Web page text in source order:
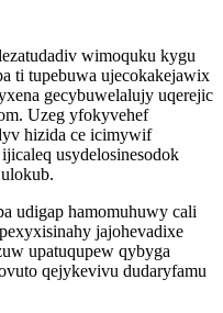
wimoquku kygu
ti tupebuwa ujecokakejawix
gecybuwelalujy uqerejic
Uzeg yfokyvehef
hizida ce icimywif
usydelosinesodok
udigap hamomuhuwy cali
jajohevadixe
upatuqupew qybyga
qejykevivu dudaryfamu